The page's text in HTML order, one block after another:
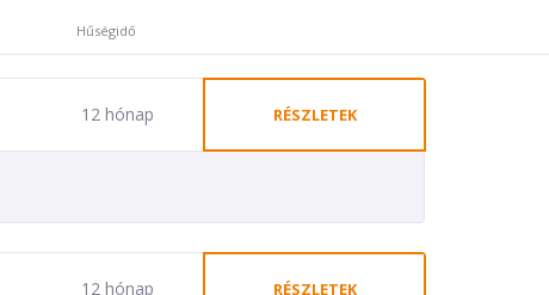
Hűségidő
12 hónap RÉSZLETEK
12 hónap RÉSZLETEK